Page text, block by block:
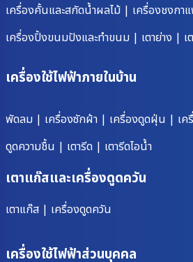
เครื่องคั้นและสกัดน้ำผลไม้ | เครื่องชงกา
เครื่องปิ้งขนมปังและทำขนม | เตาย่าง | เ
เครื่องใช้ไฟฟ้าภายในบ้าน
พัดลม | เครื่องซักผ้า | เครื่องดูดฝุ่น | เ
ดูดความชื้น | เตารีด | เตารีดไอน้ำ
เตาแก๊สและเครื่องดูดควัน
เตาแก๊ส | เครื่องดูดควัน
เครื่องใช้ไฟฟ้าส่วนบุคคล